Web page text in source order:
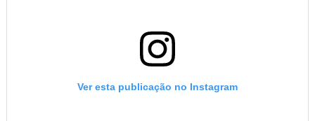
Ver esta publicação no Instagram